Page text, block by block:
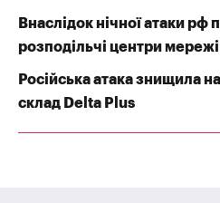
Внаслідок нічної атаки
розподільчі центри
Російська атака знищила
склад Delta Plus